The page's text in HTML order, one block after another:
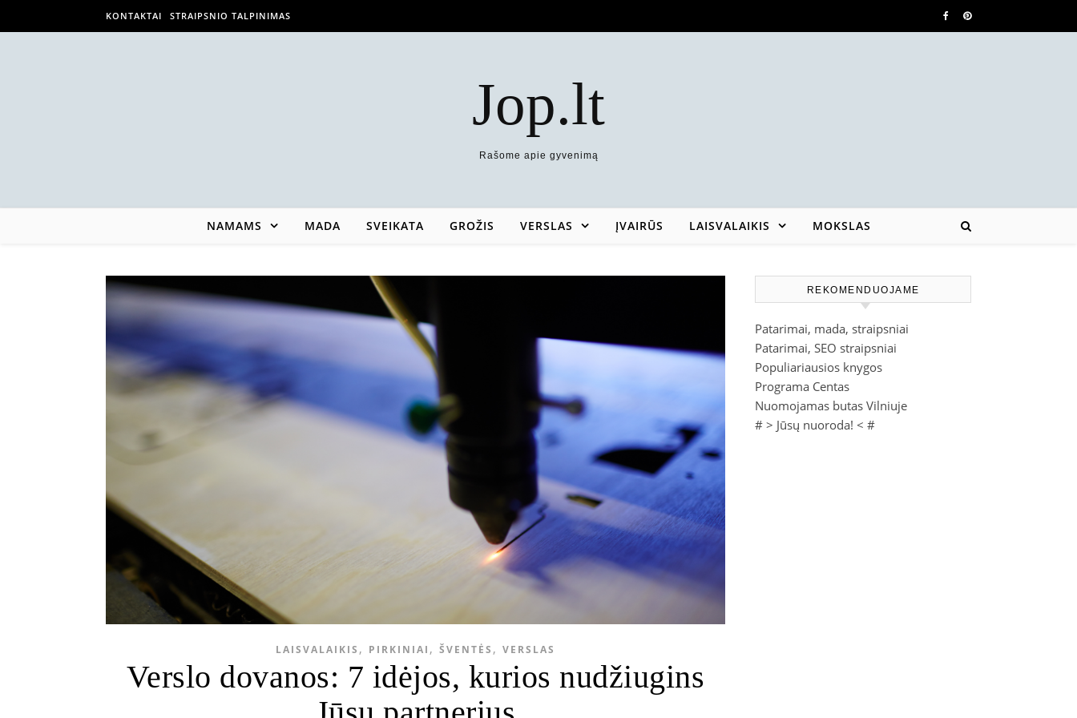
KONTAKTAI STRAIPSNIO TALPINIMAS
Jop.lt
Rašome apie gyvenimą
NAMAMS MADA SVEIKATA GROŽIS VERSLAS ĮVAIRŪS LAISVALAIKIS MOKSLAS
LAISVALAIKIS , PIRKINIAI , ŠVENTĖS , VERSLAS
Verslo dovanos: 7 idėjos, kurios nudžiugins
REKOMENDUOJAME
Patarimai, mada, straipsniai
Patarimai, SEO straipsniai
Populiariausios knygos
Programa Centas
Nuomojamas butas Vilniuje
# > Jūsų nuoroda! < #